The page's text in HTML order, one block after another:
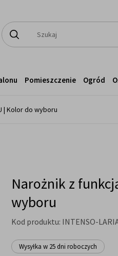
Pomieszczenie Ogród
| Kolor do wyboru
Narożnik z
wyboru
Kod produktu: INTENSO-
Wysyłka w 25 dni roboczych